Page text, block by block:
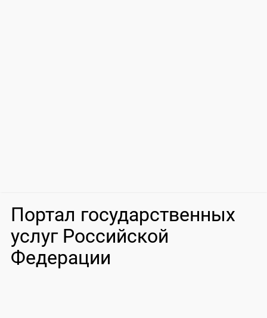
Портал государственных
услуг Российской
Федерации